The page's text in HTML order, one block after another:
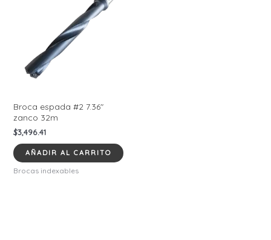
Broca espada #2 7.36″
zanco 32m
$3,496.41
AÑADIR AL CARRITO
Brocas indexables